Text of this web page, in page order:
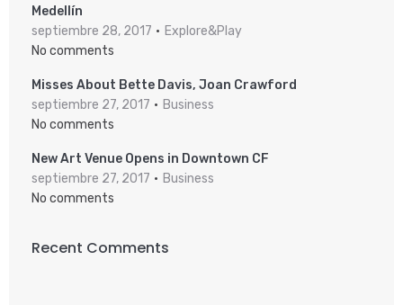
Medellín
septiembre 28, 2017
Explore&Play
No comments
Misses About Bette Davis, Joan Crawford
septiembre 27, 2017
Business
No comments
New Art Venue Opens in Downtown CF
septiembre 27, 2017
Business
No comments
Recent Comments